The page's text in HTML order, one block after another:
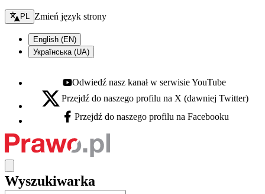
Zmień język - bieżący:
PL Zmień język strony
English (EN)
Українська (UA)
Youtube - otwiera się w nowej karcie
Odwiedź nasz kanał w serwisie YouTube
X - otwiera się w nowej karcie
Przejdź do naszego profilu na X (dawniej Twitter)
Facebook - otwiera się w nowej karcie
Przejdź do naszego profilu na Facebooku
Wyszukiwarka